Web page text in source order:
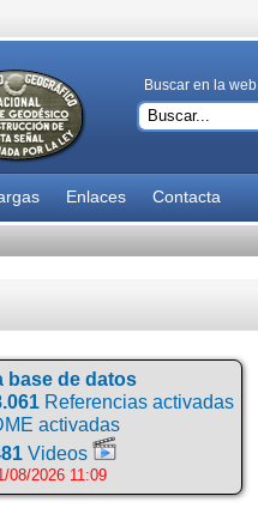
Buscar en la web
Enlaces Contacta
base de datos
Referencias activadas
activadas
Videos
08/2026 11:09